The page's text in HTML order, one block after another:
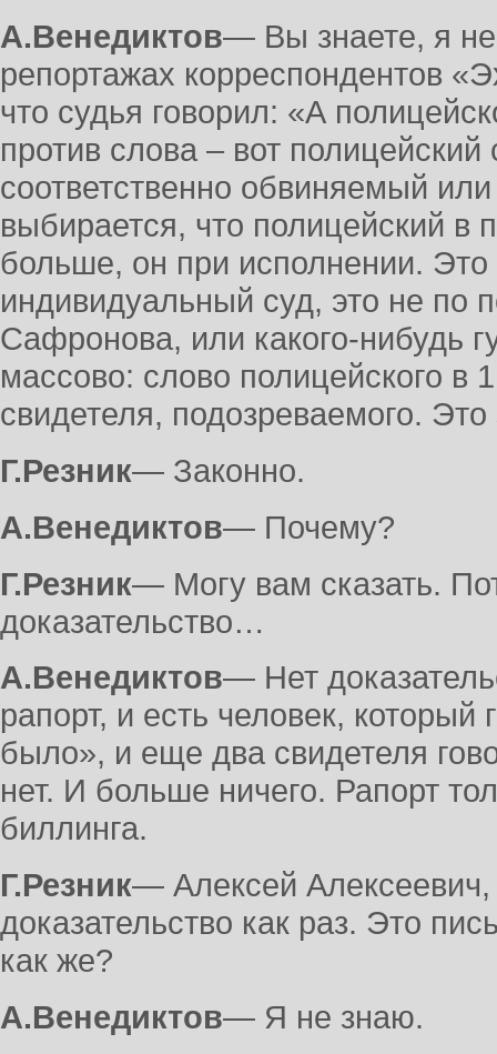
А.Венедиктов― Вы знаете, я
репортажах корреспондентов
что судья говорил: «А
против слова – вот полицейский
соответственно обвиняемый
выбирается, что полицейский в
больше, он при исполнении.
индивидуальный суд, это не по
Сафронова, или какого-нибудь
массово: слово полицейского в
свидетеля, подозреваемого. Это
Г.Резник― Законно.
А.Венедиктов― Почему?
Г.Резник― Могу вам сказать.
доказательство…
А.Венедиктов― Нет
рапорт, и есть человек,
было», и еще два свидетеля
нет. И больше ничего. Рапорт
биллинга.
Г.Резник― Алексей Алексеевич,
доказательство как раз. Это
как же?
А.Венедиктов― Я не знаю.